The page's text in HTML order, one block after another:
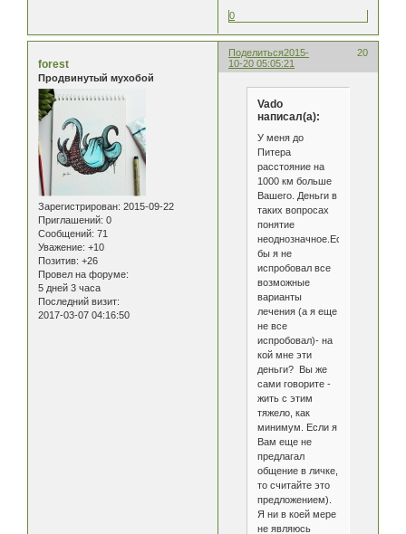
0
Поделиться 20
2015-
10-20 05:05:21
forest
Продвинутый мухобой
Зарегистрирован: 2015-09-22
Приглашений: 0
Сообщений: 71
Уважение: +10
Позитив: +26
Провел на форуме:
5 дней 3 часа
Последний визит:
2017-03-07 04:16:50
Vado
написал(а):
У меня до
Питера
расстояние на
1000 км больше
Вашего. Деньги в
таких вопросах
понятие
неоднозначное.Если
бы я не
испробовал все
возможные
варианты
лечения (а я еще
не все
испробовал)- на
кой мне эти
деньги? Вы же
сами говорите -
жить с этим
тяжело, как
минимум. Если я
Вам еще не
предлагал
общение в личке,
то считайте это
предложением).
Я ни в коей мере
не являюсь